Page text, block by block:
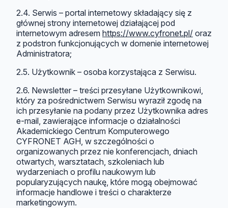
2.4. Serwis – portal internetowy składający się z
głównej strony internetowej działającej pod
internetowym adresem https://www.cyfronet.pl/ oraz
z podstron funkcjonujących w domenie internetowej
Administratora;
2.5. Użytkownik – osoba korzystająca z Serwisu.
2.6. Newsletter – treści przesyłane Użytkownikowi,
który za pośrednictwem Serwisu wyraził zgodę na
ich przesyłanie na podany przez Użytkownika adres
e-mail, zawierające informacje o działalności
Akademickiego Centrum Komputerowego
CYFRONET AGH, w szczególności o
organizowanych przez nie konferencjach, dniach
otwartych, warsztatach, szkoleniach lub
wydarzeniach o profilu naukowym lub
popularyzujących naukę, które mogą obejmować
informacje handlowe i treści o charakterze
marketingowym.